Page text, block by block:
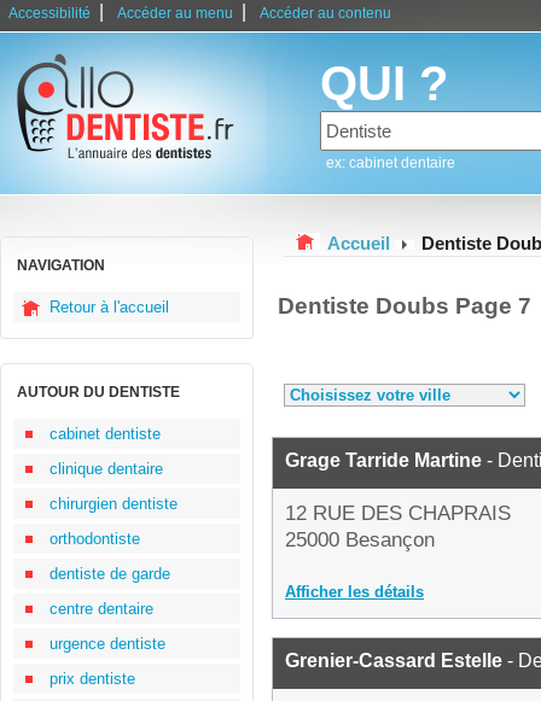
Accessibilité Accéder au menu Accéder au contenu
QUI ?
ex: cabinet dentaire
NAVIGATION
Retour à l'accueil
AUTOUR DU DENTISTE
cabinet dentiste
clinique dentaire
chirurgien dentiste
orthodontiste
dentiste de garde
centre dentaire
urgence dentiste
prix dentiste
Accueil Dentiste
Dentiste Doubs Page 7
Grage Tarride Martine -
12 RUE DES CHAPRAIS
25000 Besançon
Afficher les détails
Grenier-Cassard Estelle -